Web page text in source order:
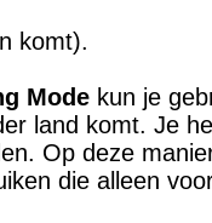
komt).
Mode kun je
land komt. Je
Op deze
die alleen